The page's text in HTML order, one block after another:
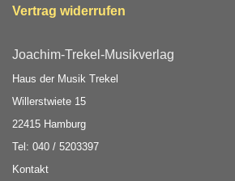
Vertrag widerrufen
Joachim-Trekel-Musikverlag
Haus der Musik Trekel
Willerstwiete 15
22415 Hamburg
Tel: 040 / 5203397
Kontakt